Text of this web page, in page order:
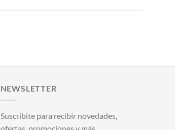
NEWSLETTER
Suscribite para recibir novedades,